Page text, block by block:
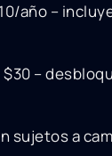
año –
$30 –
sujetos a